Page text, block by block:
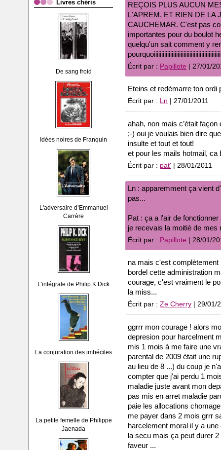
Livres chéris
De sang froid
Idées noires de Franquin
L'adversaire d’Emmanuel
Carrère
L'intégrale de Philip K.Dick
La conjuration des imbéciles
La petite femelle de Philippe
Jaenada
REÇOIS PLUS AUCUN
L'APREM. ET RIEN DE LA
CAUCHEMAR. C'est pas
importantes pour du boulot
quelqu'un sait comment y
Écrit par : Papillote | 27/01/
Eteins et redémarre ton ordi
Écrit par : Ln | 27/01/2011
ahah, non mais c’était
;-) oui je voulais bien dire
insulte et tout et tout!
et pour les mails hotmail, ca
Écrit par : pat' | 28/01/2011
Ln : apparemment ça vient
pas...
Pat : ça a l'air de
je recevais la moitié de
Écrit par : Papillote | 28/01/
na mais c'est
bordel cette administration
courage, c'est vraiment le
la miss...
Écrit par : Ze Cherry | 29/01/
ggrrr mon courage ! alors
depresion pour harcelment
mis 1 mois à me faire une
parental de 2009 était une
au lieu de 8 ...) du coup je
compter que j'ai perdu 1
maladie juste avant mon
pas mis en arret maladie
paie les allocations
me payer dans 2 mois grrr
harcelement moral il y a
la secu mais ça peut durer
faveur ...